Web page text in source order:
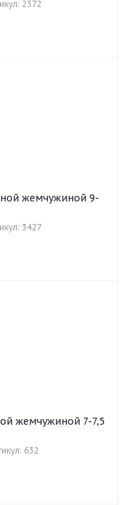
2372
жемчужиной 9-
3427
жемчужиной 7-7,5
632